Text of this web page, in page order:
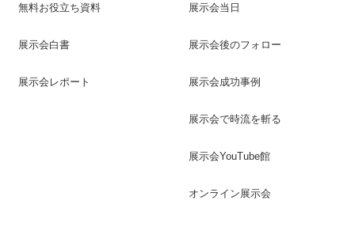
無料お役立ち資料
展示会白書
展示会レポート
展示会当日
展示会後のフォロー
展示会成功事例
展示会で時流を斬る
展示会YouTube館
オンライン展示会